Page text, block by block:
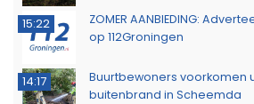
15:22
ZOMER AANBIEDING:
op 112Groningen
14:17
Buurtbewoners voorkomen
buitenbrand in Scheemda